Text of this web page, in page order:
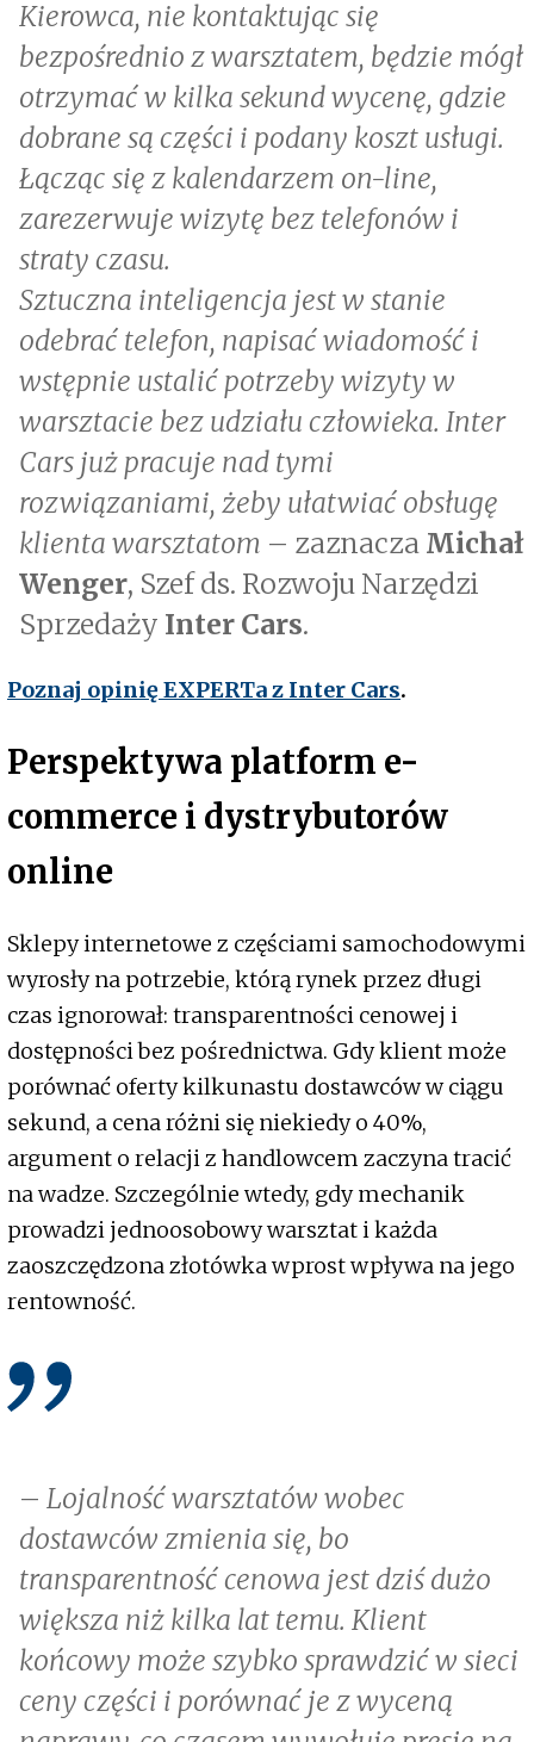
Kierowca, nie kontaktując się
bezpośrednio z warsztatem, będzie mógł
otrzymać w kilka sekund wycenę, gdzie
dobrane są części i podany koszt usługi.
Łącząc się z kalendarzem on-line,
zarezerwuje wizytę bez telefonów i
straty czasu.
Sztuczna inteligencja jest w stanie
odebrać telefon, napisać wiadomość i
wstępnie ustalić potrzeby wizyty w
warsztacie bez udziału człowieka. Inter
Cars już pracuje nad tymi
rozwiązaniami, żeby ułatwiać obsługę
klienta warsztatom – zaznacza Michał
Wenger, Szef ds. Rozwoju Narzędzi
Sprzedaży Inter Cars.
Poznaj opinię EXPERTa z Inter Cars.
Perspektywa platform e-
commerce i dystrybutorów
online
Sklepy internetowe z częściami samochodowymi
wyrosły na potrzebie, którą rynek przez długi
czas ignorował: transparentności cenowej i
dostępności bez pośrednictwa. Gdy klient może
porównać oferty kilkunastu dostawców w ciągu
sekund, a cena różni się niekiedy o 40%,
argument o relacji z handlowcem zaczyna tracić
na wadze. Szczególnie wtedy, gdy mechanik
prowadzi jednoosobowy warsztat i każda
zaoszczędzona złotówka wprost wpływa na jego
rentowność.
– Lojalność warsztatów wobec
dostawców zmienia się, bo
transparentność cenowa jest dziś dużo
większa niż kilka lat temu. Klient
końcowy może szybko sprawdzić w sieci
ceny części i porównać je z wyceną